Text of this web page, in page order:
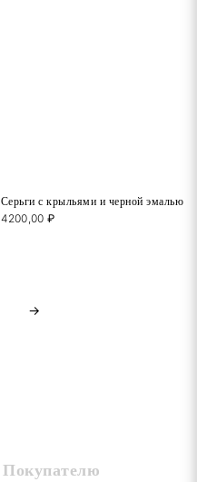
Серьги с крыльями и черной эмалью
4200,00 ₽
→
Покупателю